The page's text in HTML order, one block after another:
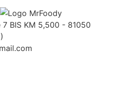
BIS KM 5,500 - 81050